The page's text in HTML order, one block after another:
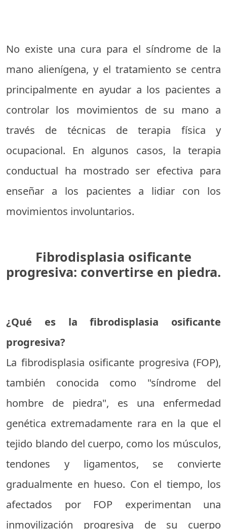
No existe una cura para el síndrome de la
mano alienígena, y el tratamiento se centra
principalmente en ayudar a los pacientes a
controlar los movimientos de su mano a
través de técnicas de terapia física y
ocupacional. En algunos casos, la terapia
conductual ha mostrado ser efectiva para
enseñar a los pacientes a lidiar con los
movimientos involuntarios.
Fibrodisplasia osificante
progresiva: convertirse en piedra.
¿Qué es la fibrodisplasia osificante
progresiva?
La fibrodisplasia osificante progresiva (FOP),
también conocida como "síndrome del
hombre de piedra", es una enfermedad
genética extremadamente rara en la que el
tejido blando del cuerpo, como los músculos,
tendones y ligamentos, se convierte
gradualmente en hueso. Con el tiempo, los
afectados por FOP experimentan una
inmovilización progresiva de su cuerpo